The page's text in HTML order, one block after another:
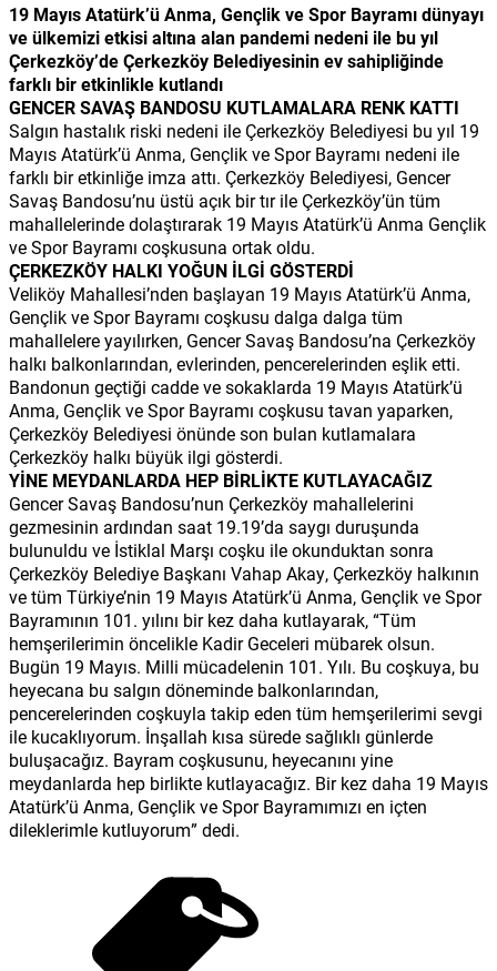
19 Mayıs Atatürk’ü Anma, Gençlik ve Spor Bayramı dünyayı
ve ülkemizi etkisi altına alan pandemi nedeni ile bu yıl
Çerkezköy’de Çerkezköy Belediyesinin ev sahipliğinde
farklı bir etkinlikle kutlandı
GENCER SAVAŞ BANDOSU KUTLAMALARA RENK KATTI
Salgın hastalık riski nedeni ile Çerkezköy Belediyesi bu yıl 19
Mayıs Atatürk’ü Anma, Gençlik ve Spor Bayramı nedeni ile
farklı bir etkinliğe imza attı. Çerkezköy Belediyesi, Gencer
Savaş Bandosu’nu üstü açık bir tır ile Çerkezköy’ün tüm
mahallelerinde dolaştırarak 19 Mayıs Atatürk’ü Anma Gençlik
ve Spor Bayramı coşkusuna ortak oldu.
ÇERKEZKÖY HALKI YOĞUN İLGİ GÖSTERDİ
Veliköy Mahallesi’nden başlayan 19 Mayıs Atatürk’ü Anma,
Gençlik ve Spor Bayramı coşkusu dalga dalga tüm
mahallelere yayılırken, Gencer Savaş Bandosu’na Çerkezköy
halkı balkonlarından, evlerinden, pencerelerinden eşlik etti.
Bandonun geçtiği cadde ve sokaklarda 19 Mayıs Atatürk’ü
Anma, Gençlik ve Spor Bayramı coşkusu tavan yaparken,
Çerkezköy Belediyesi önünde son bulan kutlamalara
Çerkezköy halkı büyük ilgi gösterdi.
YİNE MEYDANLARDA HEP BİRLİKTE KUTLAYACAĞIZ
Gencer Savaş Bandosu’nun Çerkezköy mahallelerini
gezmesinin ardından saat 19.19’da saygı duruşunda
bulunuldu ve İstiklal Marşı coşku ile okunduktan sonra
Çerkezköy Belediye Başkanı Vahap Akay, Çerkezköy halkının
ve tüm Türkiye’nin 19 Mayıs Atatürk’ü Anma, Gençlik ve Spor
Bayramının 101. yılını bir kez daha kutlayarak, “Tüm
hemşerilerimin öncelikle Kadir Geceleri mübarek olsun.
Bugün 19 Mayıs. Milli mücadelenin 101. Yılı. Bu coşkuya, bu
heyecana bu salgın döneminde balkonlarından,
pencerelerinden coşkuyla takip eden tüm hemşerilerimi sevgi
ile kucaklıyorum. İnşallah kısa sürede sağlıklı günlerde
buluşacağız. Bayram coşkusunu, heyecanını yine
meydanlarda hep birlikte kutlayacağız. Bir kez daha 19 Mayıs
Atatürk’ü Anma, Gençlik ve Spor Bayramımızı en içten
dileklerimle kutluyorum” dedi.